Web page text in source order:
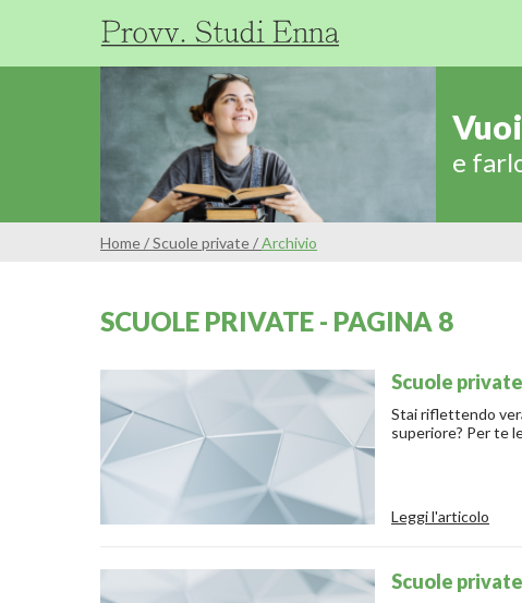
e
Home/Scuole private/Archivio
SCUOLE PRIVATE - PAGINA 8
Scuole
Stai riflettendo
superiore? Per te
Leggi l'articolo
Scuole